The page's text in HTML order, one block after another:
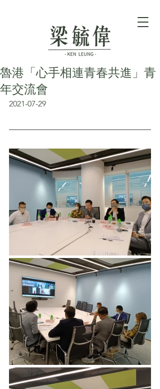
魯港「心手相連青春共進」青
年交流會
2021-07-29